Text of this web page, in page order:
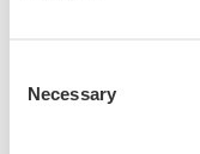
Selection
Necessary
Het project wordt